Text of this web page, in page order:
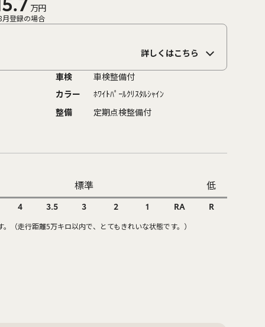
万円
登録の場合
詳しくはこちら
車検
車検整備付
カラー
ﾎﾜｲﾄﾊﾟｰﾙｸﾘｽﾀﾙｼｬｲﾝ
整備
定期点検整備付
標準 低
4 3.5 3 2 1 RA R
（走行距離5万キロ以内で、とてもきれいな状態です。）